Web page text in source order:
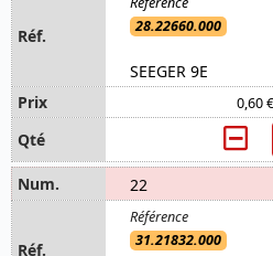
28.22660.000
SEEGER 9E
0,60
22
31.21832.000